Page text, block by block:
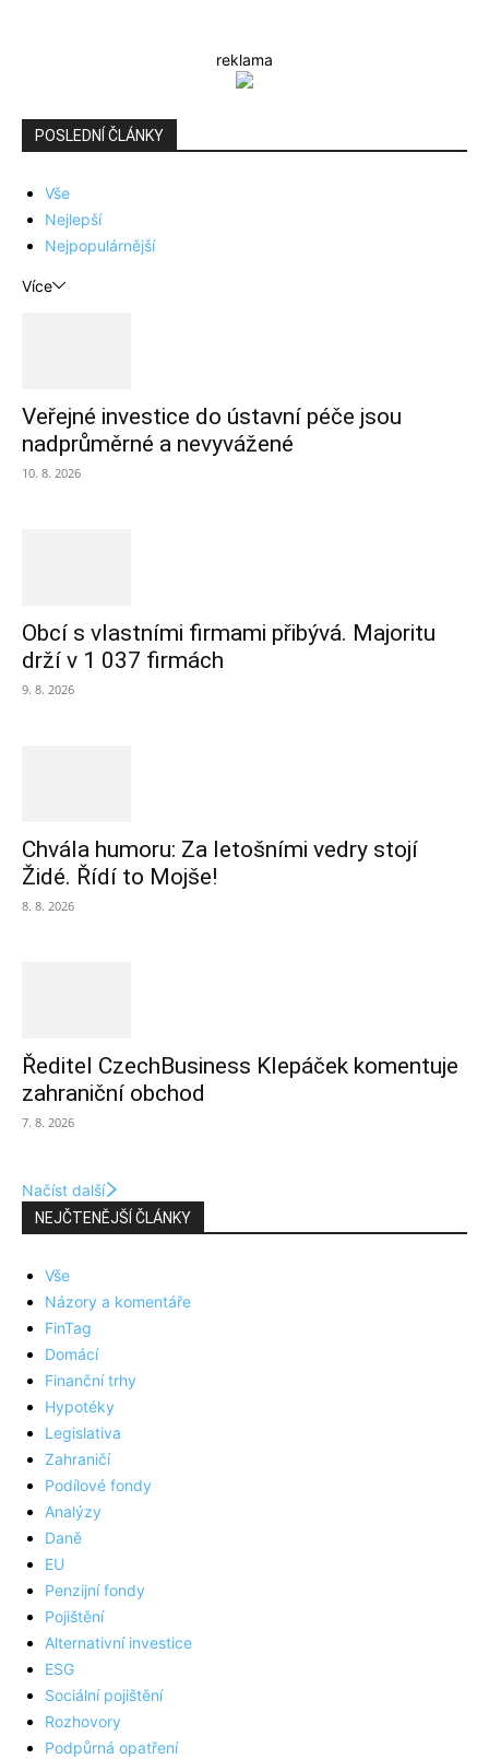
reklama
POSLEDNÍ ČLÁNKY
Vše
Nejlepší
Nejpopulárnější
Více
Veřejné investice do ústavní péče jsou
nadprůměrné a nevyvážené
10. 8. 2026
Obcí s vlastními firmami přibývá. Majoritu
drží v 1 037 firmách
9. 8. 2026
Chvála humoru: Za letošními vedry stojí
Židé. Řídí to Mojše!
8. 8. 2026
Ředitel CzechBusiness Klepáček komentuje
zahraniční obchod
7. 8. 2026
Načíst další
NEJČTENĚJŠÍ ČLÁNKY
Vše
Názory a komentáře
FinTag
Domácí
Finanční trhy
Hypotéky
Legislativa
Zahraničí
Podílové fondy
Analýzy
Daně
EU
Penzijní fondy
Pojištění
Alternativní investice
ESG
Sociální pojištění
Rozhovory
Podpůrná opatření